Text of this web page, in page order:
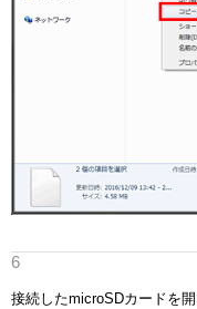
接続したmicroSDカードを開